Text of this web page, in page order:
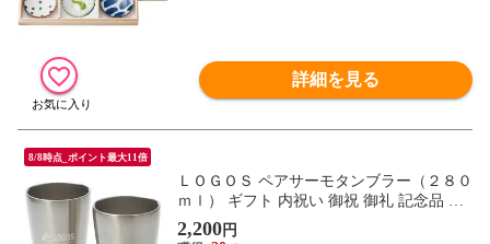
詳細を見る
8/8時点_ポイント最大11倍
ＬＯＧＯＳ ペアサーモタンブラー（２８０
ｍｌ） ギフト 内祝い 御祝 御礼 記念品 引
出物 結婚式 プレゼント 出産内祝い 結婚お
祝い
2,200円